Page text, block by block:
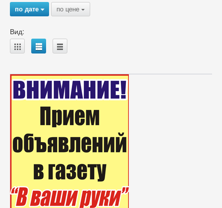
по дате{ по цене {
Вид:
A B C